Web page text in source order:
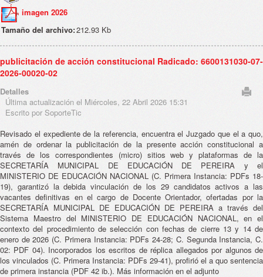
imagen 2026
Tamaño del archivo:212.93 Kb
publicitación de acción constitucional Radicado: 6600131030-07-
2026-00020-02
Detalles
Última actualización el Miércoles, 22 Abril 2026 15:31
Escrito por SoporteTic
Revisado el expediente de la referencia, encuentra el Juzgado que el a quo,
amén de ordenar la publicitación de la presente acción constitucional a
través de los correspondientes (micro) sitios web y plataformas de la
SECRETARÍA MUNICIPAL DE EDUCACIÓN DE PEREIRA y el
MINISTERIO DE EDUCACIÓN NACIONAL (C. Primera Instancia: PDFs 18-
19), garantizó la debida vinculación de los 29 candidatos activos a las
vacantes definitivas en el cargo de Docente Orientador, ofertadas por la
SECRETARÍA MUNICIPAL DE EDUCACIÓN DE PEREIRA a través del
Sistema Maestro del MINISTERIO DE EDUCACIÓN NACIONAL, en el
contexto del procedimiento de selección con fechas de cierre 13 y 14 de
enero de 2026 (C. Primera Instancia: PDFs 24-28; C. Segunda Instancia, C.
02: PDF 04). Incorporados los escritos de réplica allegados por algunos de
los vinculados (C. Primera Instancia: PDFs 29-41), profirió el a quo sentencia
de primera instancia (PDF 42 ib.). Más información en el adjunto